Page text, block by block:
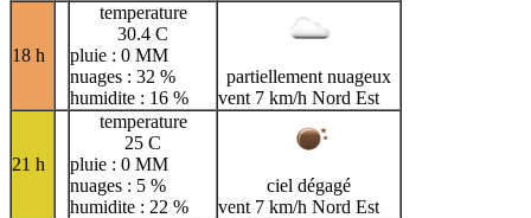
18 h
temperature
30.4 C
pluie : 0 MM
nuages : 32 %
humidite : 16 %
partiellement nuageux
vent 7 km/h Nord Est
21 h
temperature
25 C
pluie : 0 MM
nuages : 5 %
humidite : 22 %
ciel dégagé
vent 7 km/h Nord Est